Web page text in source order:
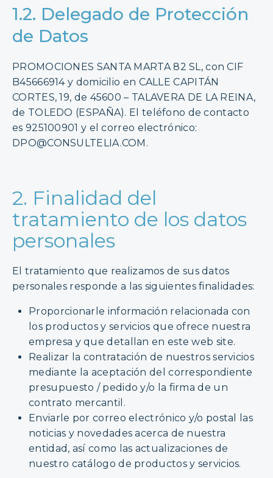
1.2. Delegado de Protección
de Datos
PROMOCIONES SANTA MARTA 82 SL, con CIF
B45666914 y domicilio en CALLE CAPITÁN
CORTES, 19, de 45600 – TALAVERA DE LA REINA,
de TOLEDO (ESPAÑA). El teléfono de contacto
es 925100901 y el correo electrónico:
DPO@CONSULTELIA.COM.
2. Finalidad del
tratamiento de los datos
personales
El tratamiento que realizamos de sus datos
personales responde a las siguientes finalidades:
Proporcionarle información relacionada con
los productos y servicios que ofrece nuestra
empresa y que detallan en este web site.
Realizar la contratación de nuestros servicios
mediante la aceptación del correspondiente
presupuesto / pedido y/o la firma de un
contrato mercantil.
Enviarle por correo electrónico y/o postal las
noticias y novedades acerca de nuestra
entidad, así como las actualizaciones de
nuestro catálogo de productos y servicios.